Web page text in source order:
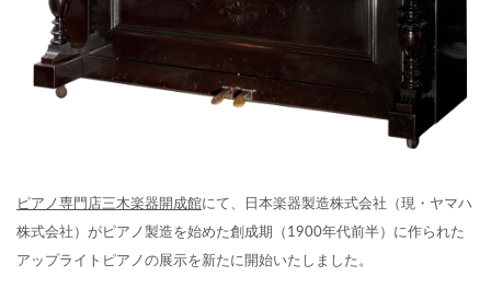
ピアノ専門店三木楽器開成館にて、日本楽器製造株式会社（現・ヤマハ
株式会社）がピアノ製造を始めた創成期（1900年代前半）に作られた
アップライトピアノの展示を新たに開始いたしました。